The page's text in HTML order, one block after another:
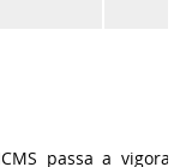
passa a vigorar